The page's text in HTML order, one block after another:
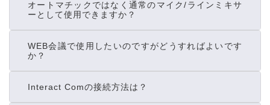
オートマチックではなく通常のマイク/ラインミキサ
ーとして使用できますか？
WEB会議で使用したいのですがどうすればよいです
か？
Interact Comの接続方法は？